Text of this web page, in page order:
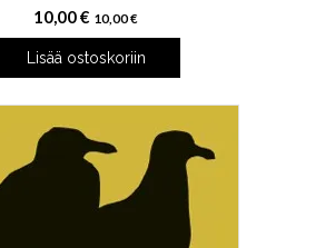
10,00€ 10,00€
Lisää ostoskoriin